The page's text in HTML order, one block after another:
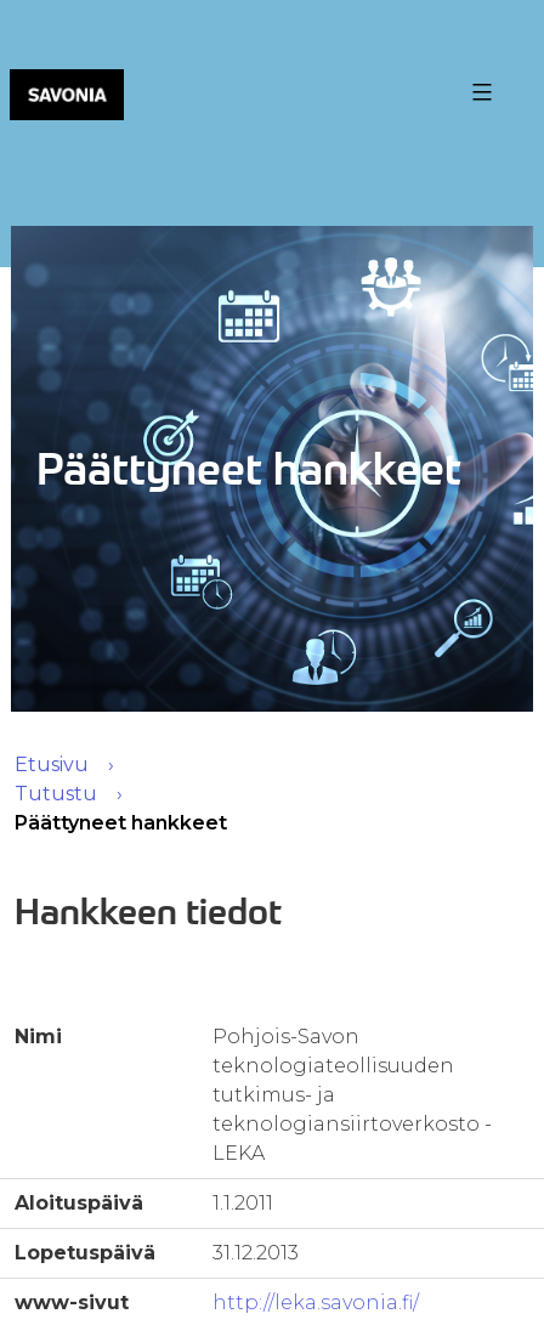
Päättyneet hankkeet
Etusivu
Tutustu
Päättyneet hankkeet
Hankkeen tiedot
Nimi
Pohjois-Savon
teknologiateollisuuden
tutkimus- ja
teknologiansiirtoverkosto -
LEKA
Aloituspäivä 1.1.2011
Lopetuspäivä 31.12.2013
www-sivut http://leka.savonia.fi/